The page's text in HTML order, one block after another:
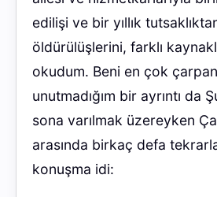
edilişi ve bir yıllık
öldürülüşlerini, farklı
okudum. Beni en çok
unutmadığım bir ayrıntı da
sona varılmak üzereyken
arasında birkaç defa
konuşma idi: